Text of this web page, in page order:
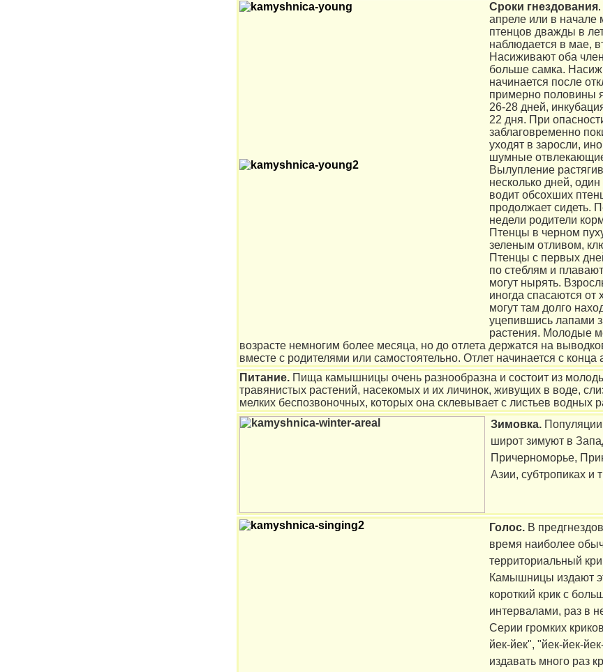
Сроки гнездования.
апреле или в начале
птенцов дважды в
наблюдается в мае,
Насиживают оба
больше самка.
начинается после
примерно половины
26-28 дней,
22 дня. При
заблаговременно
уходят в заросли,
шумные
Вылупление
несколько дней,
водит обсохших
продолжает сидеть.
недели родители
Птенцы в черном
зеленым отливом,
Птенцы с первых
по стеблям и
могут нырять.
иногда спасаются от
могут там долго
уцепившись лапами
растения. Молодые
возрасте немногим более месяца, но до отлета держатся на
вместе с родителями или самостоятельно. Отлет начинается с конца
Питание. Пища камышницы очень разнообразна и состоит из
травянистых растений, насекомых и их личинок, живущих в воде,
мелких беспозвоночных, которых она склевывает с листьев водных
Зимовка.
широт зимуют в
Причерноморье,
Азии, субтропиках и
Голос. В
время наиболее
территориальный
Камышницы издают
короткий крик с
интервалами, раз в
Серии громких
йек-йек", "йек-йек-
издавать много раз